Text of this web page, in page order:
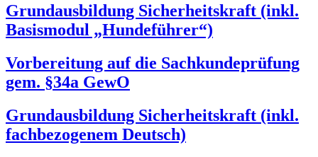
Grundausbildung Sicherheitskraft (inkl.
Basismodul „Hundeführer“)
Vorbereitung auf die Sachkundeprüfung
gem. §34a GewO
Grundausbildung Sicherheitskraft (inkl.
fachbezogenem Deutsch)